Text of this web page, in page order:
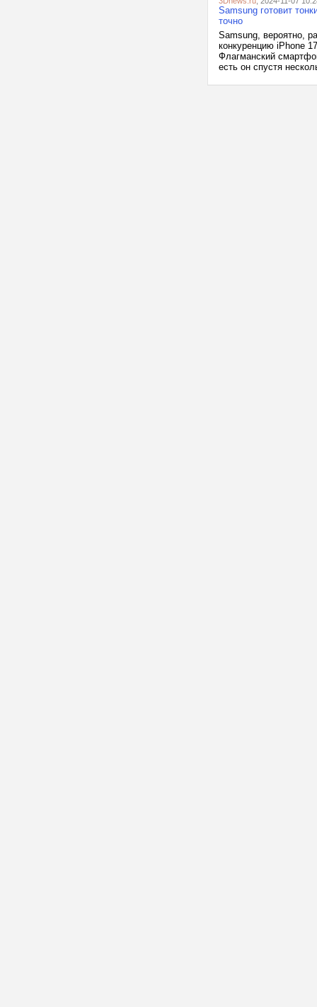
Samsung готовит
точно
Samsung, вероятно,
конкуренцию iPhone
Флагманский
есть он спустя